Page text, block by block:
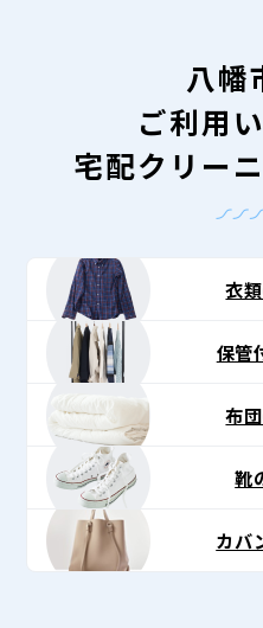
八幡
ご利用
宅配クリー
衣
保管
布
靴
カバ